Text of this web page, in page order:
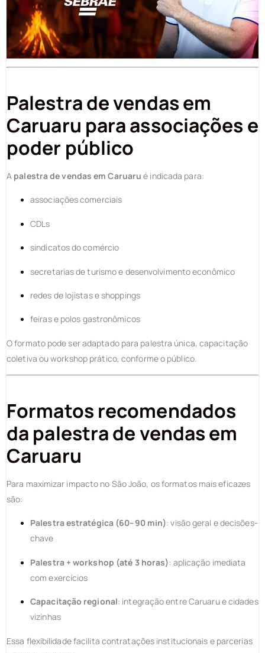
Palestra de vendas em
Caruaru para associações e
poder público
A palestra de vendas em Caruaru é indicada para:
associações comerciais
CDLs
sindicatos do comércio
secretarias de turismo e desenvolvimento econômico
redes de lojistas e shoppings
feiras e polos gastronômicos
O formato pode ser adaptado para palestra única, capacitação
coletiva ou workshop prático, conforme o público.
Formatos recomendados
da palestra de vendas em
Caruaru
Para maximizar impacto no São João, os formatos mais eficazes
são:
Palestra estratégica (60–90 min): visão geral e decisões-
chave
Palestra + workshop (até 3 horas): aplicação imediata
com exercícios
Capacitação regional: integração entre Caruaru e cidades
vizinhas
Essa flexibilidade facilita contratações institucionais e parcerias